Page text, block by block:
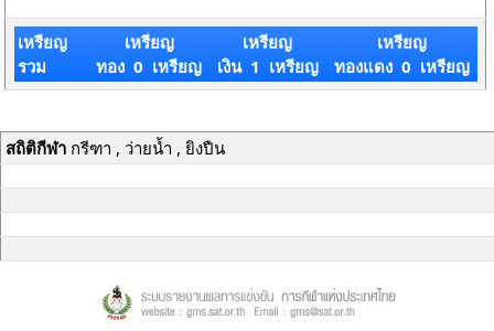
เหรียญ
รวม
เหรียญ
ทอง 0 เหรียญ
เหรียญ
เงิน 1 เหรียญ
เหรียญ
ทองแดง 0 เหรียญ
สถิติกีฬากรีฑา , ว่ายน้ำ , ยิงปืน